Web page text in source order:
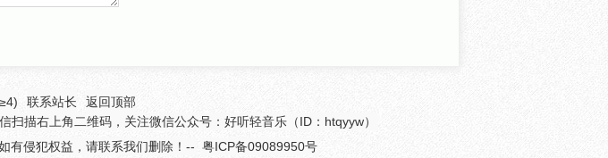
联系站长
返回顶部
描右上角二维码，关注微信公众号：好听轻音乐（ID：htqyyw）
有侵犯权益，请联系我们删除！-- 粤ICP备09089950号